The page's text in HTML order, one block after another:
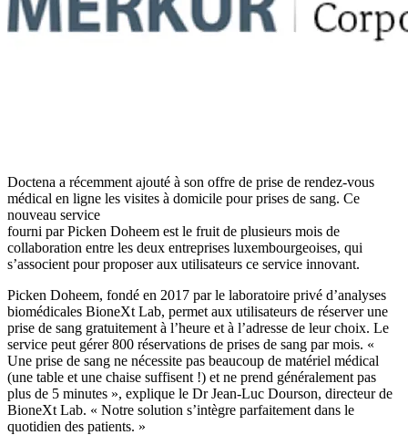
Doctena a récemment ajouté à son offre de prise de rendez-vous
médical en ligne les visites à domicile pour prises de sang. Ce
nouveau service
fourni par Picken Doheem est le fruit de plusieurs mois de
collaboration entre les deux entreprises luxembourgeoises, qui
s’associent pour proposer aux utilisateurs ce service innovant.
Picken Doheem, fondé en 2017 par le laboratoire privé d’analyses
biomédicales BioneXt Lab, permet aux utilisateurs de réserver une
prise de sang gratuitement à l’heure et à l’adresse de leur choix. Le
service peut gérer 800 réservations de prises de sang par mois. «
Une prise de sang ne nécessite pas beaucoup de matériel médical
(une table et une chaise suffisent !) et ne prend généralement pas
plus de 5 minutes », explique le Dr Jean-Luc Dourson, directeur de
BioneXt Lab. « Notre solution s’intègre parfaitement dans le
quotidien des patients. »